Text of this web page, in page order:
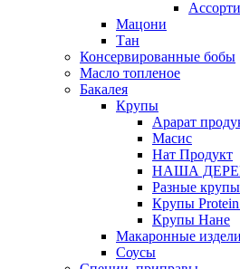
Мацони
Тан
Консервированные бобы
Масло топленое
Бакалея
Крупы
Арарат
Масис
Нат Продукт
НАША
Разные крупы
Крупы
Крупы Нане
Макаронные
Соусы